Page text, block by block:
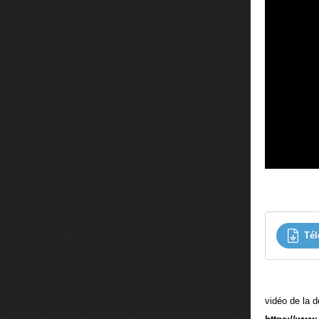
vidéo de la